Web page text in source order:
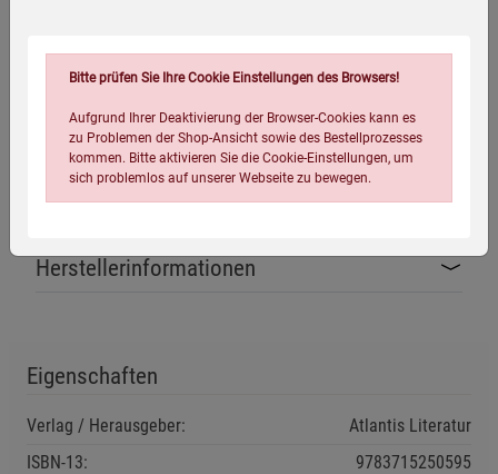
Zwischen 1800 und 1814 rettet Barry über vierzig
Menschen das Leben, und der Mythos des ikonischen
Welt.
Eine einzigartige Geschichte über Freundschaft, Mut, Treue
und einen einzigartigen Hund.
Herstellerinformationen
Eigenschaften
Verlag / Herausgeber:
Atlantis Literatur
ISBN-13:
9783715250595
Bitte prüfen Sie Ihre Cookie Einstellungen des Browsers!
Aufgrund Ihrer Deaktivierung der Browser-Cookies kann es
zu Problemen der Shop-Ansicht sowie des Bestellprozesses
kommen. Bitte aktivieren Sie die Cookie-Einstellungen, um
sich problemlos auf unserer Webseite zu bewegen.
Einstellungen speichern für die Gruppe
Zurück Einstellungen speichern für die Gruppe
Einwilligung nicht erteilen